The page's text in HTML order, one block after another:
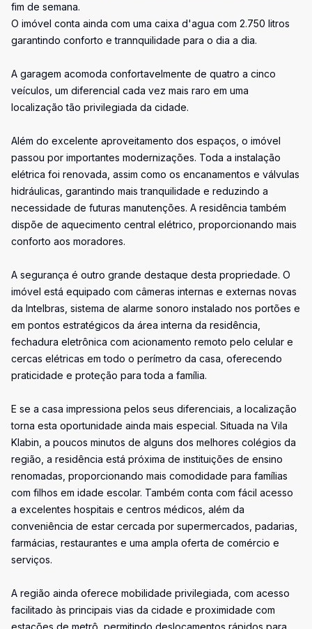
fim de semana.
O imóvel conta ainda com uma caixa d'agua com 2.750 litros
garantindo conforto e trannquilidade para o dia a dia.
A garagem acomoda confortavelmente de quatro a cinco
veículos, um diferencial cada vez mais raro em uma
localização tão privilegiada da cidade.
Além do excelente aproveitamento dos espaços, o imóvel
passou por importantes modernizações. Toda a instalação
elétrica foi renovada, assim como os encanamentos e válvulas
hidráulicas, garantindo mais tranquilidade e reduzindo a
necessidade de futuras manutenções. A residência também
dispõe de aquecimento central elétrico, proporcionando mais
conforto aos moradores.
A segurança é outro grande destaque desta propriedade. O
imóvel está equipado com câmeras internas e externas novas
da Intelbras, sistema de alarme sonoro instalado nos portões e
em pontos estratégicos da área interna da residência,
fechadura eletrônica com acionamento remoto pelo celular e
cercas elétricas em todo o perímetro da casa, oferecendo
praticidade e proteção para toda a família.
E se a casa impressiona pelos seus diferenciais, a localização
torna esta oportunidade ainda mais especial. Situada na Vila
Klabin, a poucos minutos de alguns dos melhores colégios da
região, a residência está próxima de instituições de ensino
renomadas, proporcionando mais comodidade para famílias
com filhos em idade escolar. Também conta com fácil acesso
a excelentes hospitais e centros médicos, além da
conveniência de estar cercada por supermercados, padarias,
farmácias, restaurantes e uma ampla oferta de comércio e
serviços.
A região ainda oferece mobilidade privilegiada, com acesso
facilitado às principais vias da cidade e proximidade com
estações de metrô, permitindo deslocamentos rápidos para